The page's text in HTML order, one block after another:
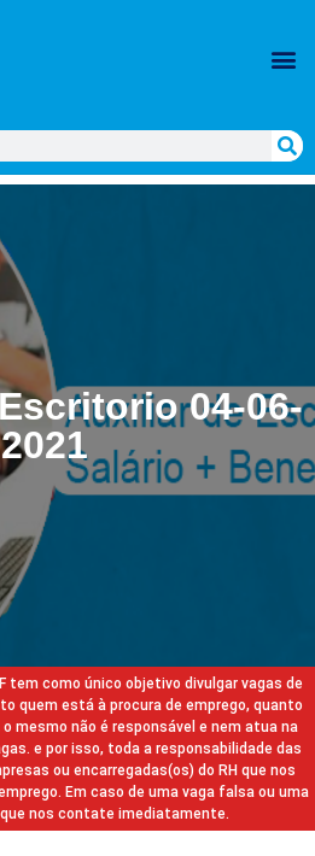
04-06-
2021
tem como único objetivo divulgar vagas de
quem está à procura de emprego, quanto
mesmo não é responsável e nem atua na
e por isso, toda a responsabilidade das
ou encarregadas(os) do RH que nos
Em caso de uma vaga falsa ou uma
nos contate imediatamente.